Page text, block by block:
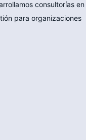
consultorías en
para organizaciones